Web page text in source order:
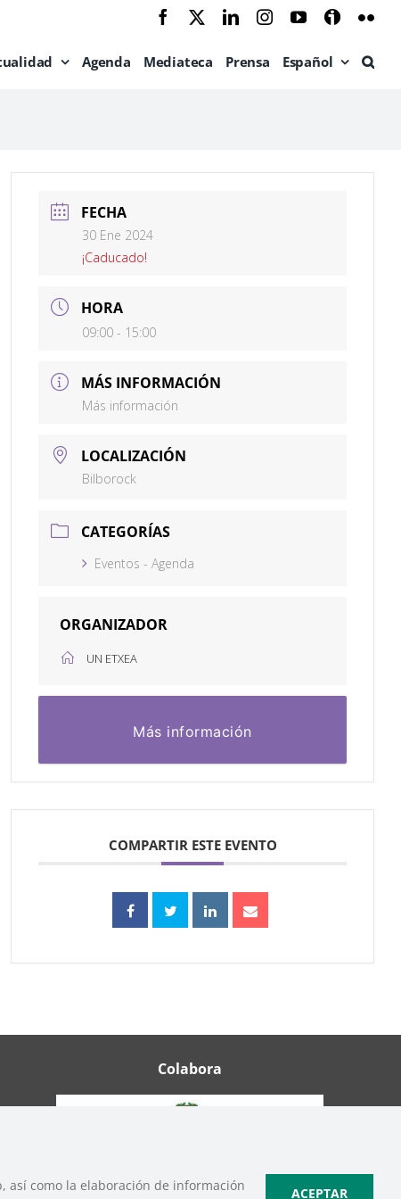
Facebook LinkedInInstagramYouTube
Ivoox
Agenda Mediateca Prensa Español
FECHA
30 Ene 2024
¡Caducado!
HORA
09:00 - 15:00
MÁS INFORMACIÓN
Más información
LOCALIZACIÓN
Bilborock
CATEGORÍAS
Eventos - Agenda
ORGANIZADOR
UN ETXEA
Más información
COMPARTIR ESTE EVENTO
Colabora
así como la elaboración de información
ACEPTAR